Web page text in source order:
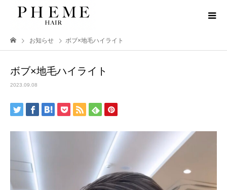
お知らせ ボブ×地毛ハイライト
ボブ×地毛ハイライト
2023.09.08